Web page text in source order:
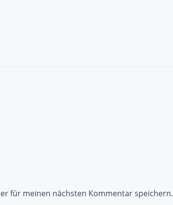
für meinen nächsten Kommentar speichern.